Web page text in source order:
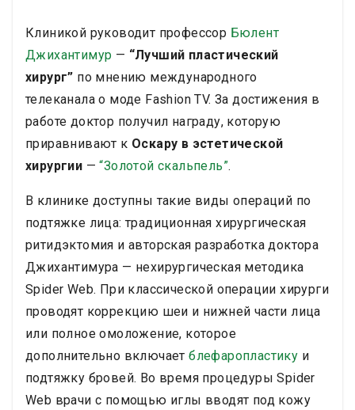
течение первых двух недель. Клиника предлагает
ценообразованием. Свяжитесь с ними, чтобы
обсудить индивидуальные варианты лечения для
омоложения лица.
мои потребности, все были вежливы и
профессиональны. Помещения и персонал
соответствуют самым высоким стандартам
гигиены.
Клиникой руководит профессор Бюлент
Джихантимур — “Лучший пластический
хирург” по мнению международного
телеканала о моде Fashion TV. За достижения в
работе доктор получил награду, которую
приравнивают к Оскару в эстетической
хирургии —“Золотой скальпель”.
В клинике доступны такие виды операций по
подтяжке лица: традиционная хирургическая
ритидэктомия и авторская разработка доктора
Джихантимура — нехирургическая методика
Spider Web. При классической операции хирурги
проводят коррекцию шеи и нижней части лица
или полное омоложение, которое
дополнительно включаетблефаропластику и
подтяжку бровей. Во время процедуры Spider
Web врачи с помощью иглы вводят под кожу